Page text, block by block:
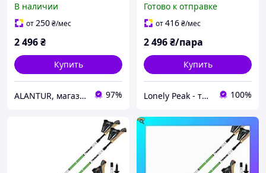
В наличии
от250₴/мес
2 496₴
Купить
ALANTUR, магазин туристичного спорядження та велосипедів 97%
Aluminum (SLV 38124)
пара
Готово к отправке
от416₴/мес
2 496₴/пара
Купить
Lonely Peak - туристичне спорядження та одяг 100%